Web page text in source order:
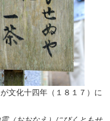
文化十四年（１８１７）に